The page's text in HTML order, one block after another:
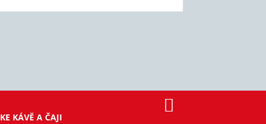
KE KÁVĚ A ČAJI